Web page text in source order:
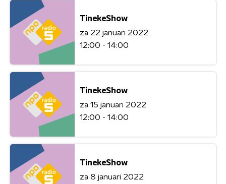
TinekeShow
za 22 januari 2022
12:00 - 14:00
TinekeShow
za 15 januari 2022
12:00 - 14:00
TinekeShow
za 8 januari 2022